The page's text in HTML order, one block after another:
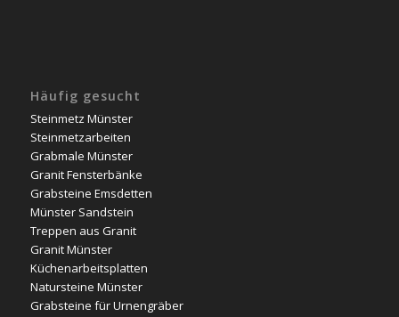
Häufig gesucht
Steinmetz Münster
Steinmetzarbeiten
Grabmale Münster
Granit Fensterbänke
Grabsteine Emsdetten
Münster Sandstein
Treppen aus Granit
Granit Münster
Küchenarbeitsplatten
Natursteine Münster
Grabsteine für Urnengräber